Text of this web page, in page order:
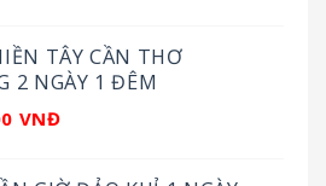
TÂY CẦN THƠ
2 NGÀY 1 ĐÊM
VNĐ